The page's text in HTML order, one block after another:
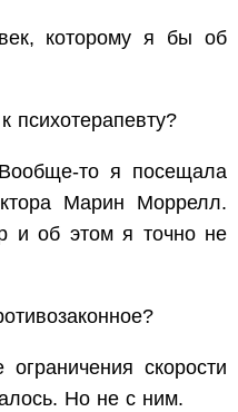
которому я бы об
психотерапевту?
то я посещала
Марин Моррелл.
и об этом я точно не
скорости
Но не с ним.